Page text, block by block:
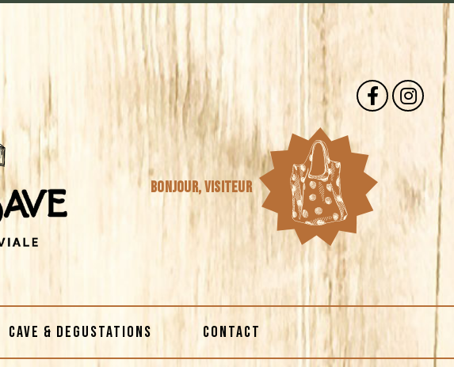
Bonjour,visiteur
CAVE & DEGUSTATIONS CONTACT